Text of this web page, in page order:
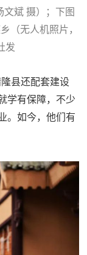
斌 摄）；下图
（无人机照片，
发
县还配套建设
学有保障，不少
。如今，他们有